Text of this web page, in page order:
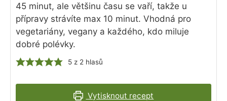
45 minut, ale většinu času se vaří, takže u
přípravy strávíte max 10 minut. Vhodná pro
vegetariány, vegany a každého, kdo miluje
dobré polévky.
5 z 2 hlasů
Vytisknout recept